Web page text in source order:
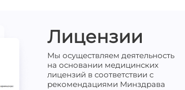
Лицензии
Мы осуществляем деятельность
на основании медицинских
лицензий в соответствии с
рекомендациями Минздрава